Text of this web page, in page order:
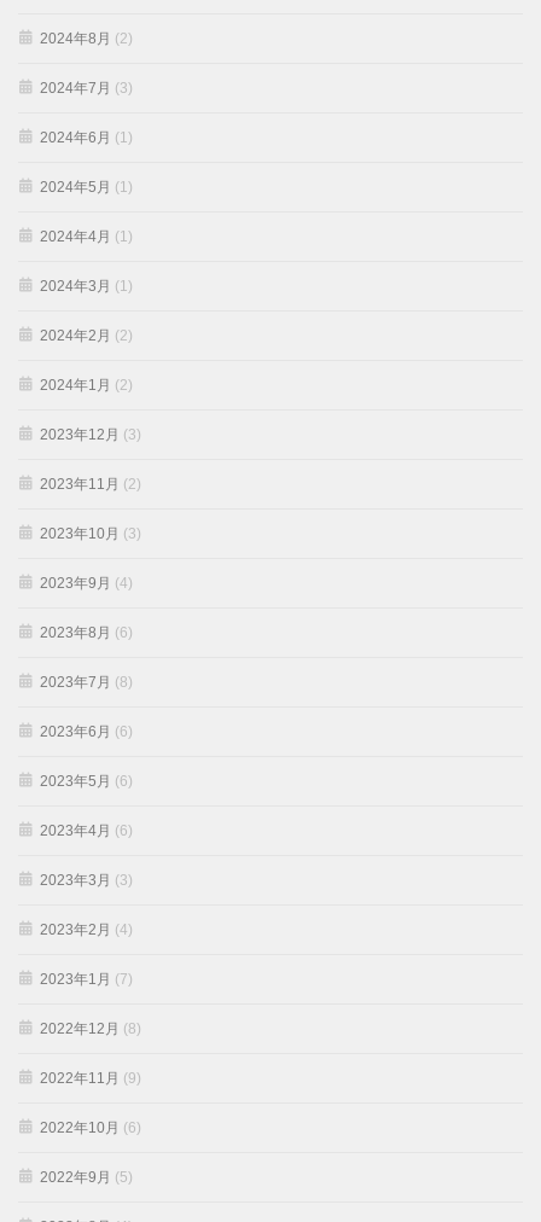
2024年8月 (2)
2024年7月 (3)
2024年6月 (1)
2024年5月 (1)
2024年4月 (1)
2024年3月 (1)
2024年2月 (2)
2024年1月 (2)
2023年12月 (3)
2023年11月 (2)
2023年10月 (3)
2023年9月 (4)
2023年8月 (6)
2023年7月 (8)
2023年6月 (6)
2023年5月 (6)
2023年4月 (6)
2023年3月 (3)
2023年2月 (4)
2023年1月 (7)
2022年12月 (8)
2022年11月 (9)
2022年10月 (6)
2022年9月 (5)